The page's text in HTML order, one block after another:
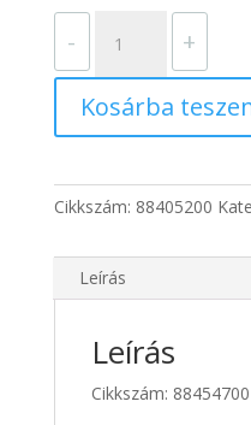
-
WAVE
VERDE
OLIVA
40x40
mennyiség
+
Kosárba
Cikkszám: 88405200
Leírás
Leírás
Cikkszám: 88454700